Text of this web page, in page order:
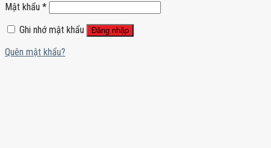
Mật khẩu *
Ghi nhớ mật khẩu
Đăng nhập
Quên mật khẩu?